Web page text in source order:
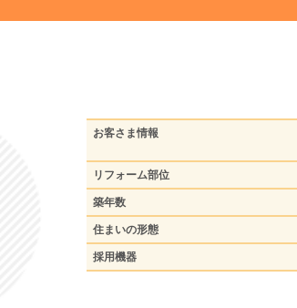
お客さま情報
リフォーム部位
築年数
住まいの形態
採用機器